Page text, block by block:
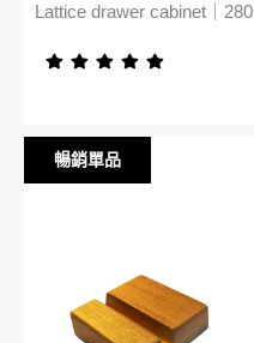
Lattice drawer cabinet｜280
暢銷單品
暢銷單品